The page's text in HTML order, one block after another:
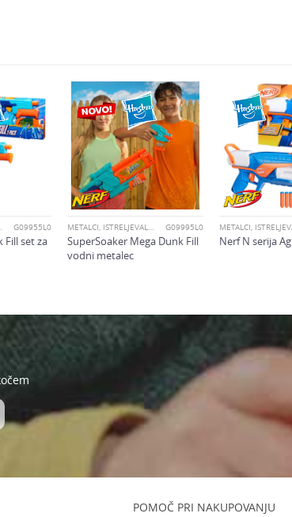
Varnostno vprašanje: Koliko je 2 + 3 :
POŠLJI
IN MEČI G09955L0
Fill set za
METALCI, ISTRELJEVALCI IN MEČI G09995L0
SuperSoaker Mega Dunk Fill
vodni metalec
Nerf N serija
POMOČ PRI NAKUPOVANJU